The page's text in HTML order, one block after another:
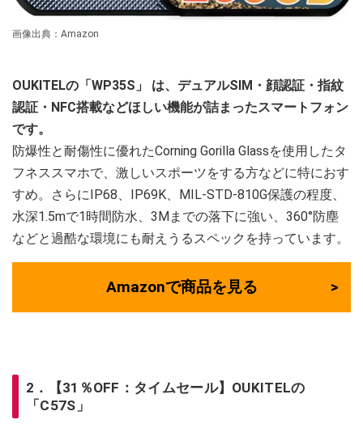
画像出典：Amazon
OUKITELの「WP35S」
は、デュアルSIM・顔認証・指紋
認証・NFC搭載などほしい機能が詰まったスマートフォン
です。
防爆性と耐傷性に優れたCorning Gorilla Glassを使用したタ
フネススマホで、激しいスポーツをする方などに特におす
すめ。さらにIP68、IP69K、MIL-STD-810G保護の程度、
水深1.5mで1時間防水、3Mまでの落下に強い、360°防塵
などと過酷な環境にも耐えうるスペックを持っています。
Amazonで商品を見る
2．【31％OFF：タイムセール】OUKITELの
「C57S」